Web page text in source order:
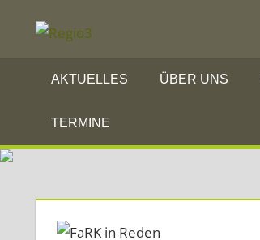
Informationen
die
Region
und
Saar
AKTUELLES ÜBER UNS
TERMINE